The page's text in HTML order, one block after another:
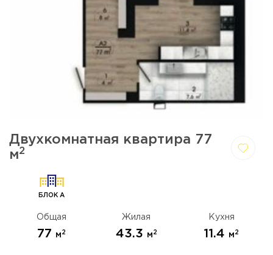
Двухкомнатная квартира 77
м2
БЛОК А
Общая
77 м 2
Жилая
43.3 м 2
Кухня
11.4 м 2